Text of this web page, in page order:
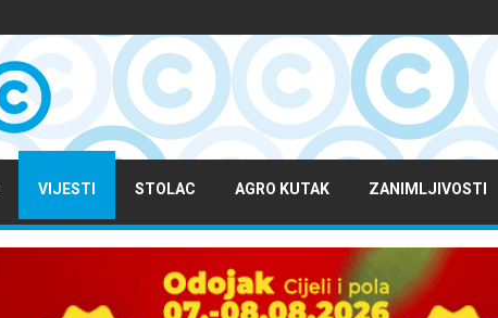
VIJESTI STOLAC AGRO KUTAK ZANIMLJIVOSTI